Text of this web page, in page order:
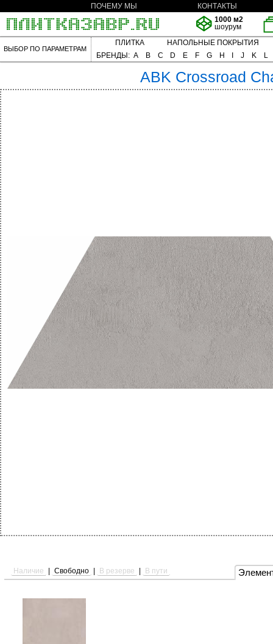
ПОЧЕМУ МЫ
КОНТАКТЫ
1000 м2
шоурум
ВЫБОР ПО ПАРАМЕТРАМ
ПЛИТКА
НАПОЛЬНЫЕ ПОКРЫТИЯ
БРЕНДЫ: A B C D E F G H J K L
ABK Crossroad
Наличие Свободно В резерве В пути